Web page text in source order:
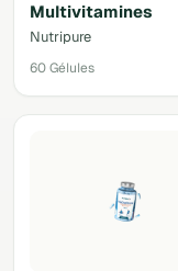
Multivitamines
Nutripure
60 Gélules